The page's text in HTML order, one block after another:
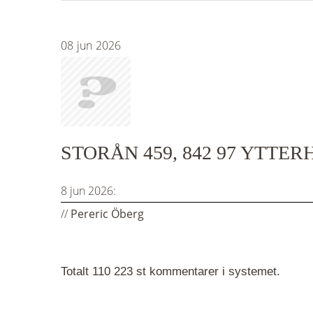
Totalt 110 223 st kommentarer i systemet.
08 jun 2026
STORÅN 459, 842 97
8 jun 2026:
// Pereric Öberg